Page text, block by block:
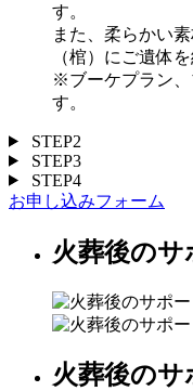
す。
また、柔らかい
（棺）にご遺体
※ブーケプラン、
す。
STEP2
STEP3
STEP4
お申し込みフォーム
火葬後の
火葬後の